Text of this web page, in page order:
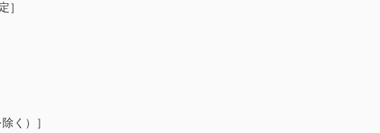
］
く）］